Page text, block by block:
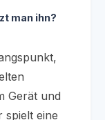
man ihn?
Gerät und
spielt eine